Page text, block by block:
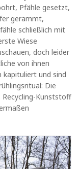
Pfähle gesetzt,
gerammt,
schließlich mit
Wiese
doch leider
von ihnen
kapituliert und sind
Die
Kunststoff